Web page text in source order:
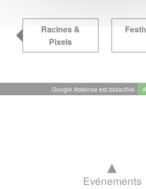
Racines &
Pixels
Google Adsense est désactivé.
▲
Evénements